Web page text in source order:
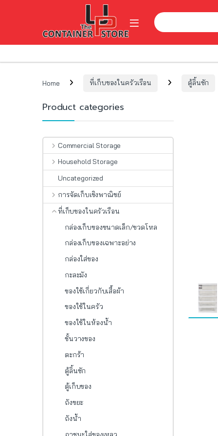
Open Search for:
Home ที่เก็บของในครัวเรือน ตู้ลิ้นชัก
Product categories
Commercial Storage
Household Storage
Uncategorized
การจัดเก็บเชิงพาณิชย์
ที่เก็บของในครัวเรือน
กล่องเก็บของขนาดเล็ก/ขวดโหล
กล่องเก็บของเฉพาะอย่าง
กล่องใส่ของ
กะละมัง
ของใช้เกี่ยวกับเสื้อผ้า
ของใช้ในครัว
ของใช้ในห้องน้ำ
ชั้นวางของ
ตะกร้า
ตู้ลิ้นชัก
ตู้เก็บของ
ถังขยะ
ถังน้ำ